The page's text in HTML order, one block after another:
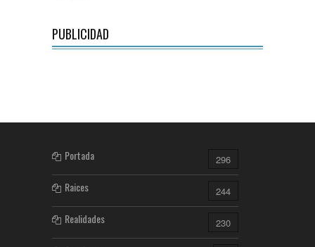
PUBLICIDAD
Portada 296
Raices 244
Realidades 230